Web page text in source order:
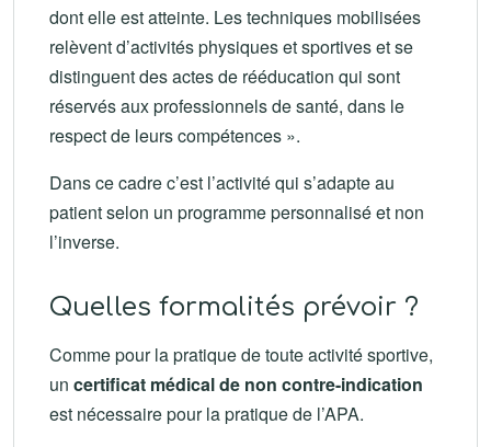
dont elle est atteinte. Les techniques mobilisées
relèvent d’activités physiques et sportives et se
distinguent des actes de rééducation qui sont
réservés aux professionnels de santé, dans le
respect de leurs compétences ».
Dans ce cadre c’est l’activité qui s’adapte au
patient selon un programme personnalisé et non
l’inverse.
Quelles formalités prévoir ?
Comme pour la pratique de toute activité sportive,
un certificat médical de non contre-indication
est nécessaire pour la pratique de l’APA.